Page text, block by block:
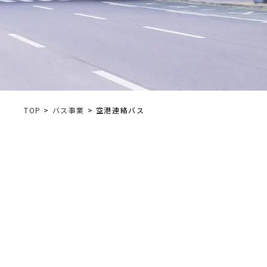
TOP > バス事業 > 空港連絡バス